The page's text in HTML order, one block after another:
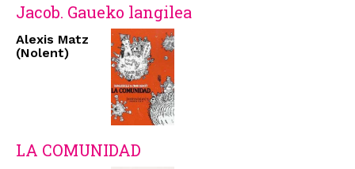
Jacob. Gaueko langilea
Alexis Matz
(Nolent)
LA COMUNIDAD